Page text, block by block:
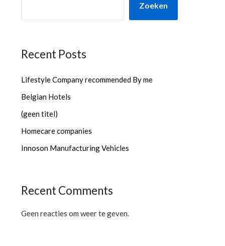
Zoeken
Recent Posts
Lifestyle Company recommended By me
Belgian Hotels
(geen titel)
Homecare companies
Innoson Manufacturing Vehicles
Recent Comments
Geen reacties om weer te geven.